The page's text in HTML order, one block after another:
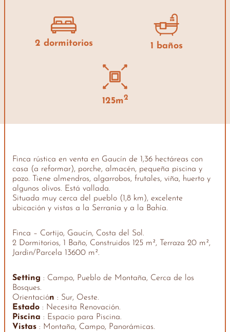
2 dormitorios 1 baños
125m2
Finca rústica en venta en Gaucín de 1,36 hectáreas con
casa (a reformar), porche, almacén, pequeña piscina y
pozo. Tiene almendros, algarrobos, frutales, viña, huerto y
algunos olivos. Está vallada.
Situada muy cerca del pueblo (1,8 km), excelente
ubicación y vistas a la Serranía y a la Bahía.
Finca – Cortijo, Gaucín, Costa del Sol.
2 Dormitorios, 1 Baño, Construidos 125 m², Terraza 20 m²,
Jardin/Parcela 13600 m².
Setting : Campo, Pueblo de Montaña, Cerca de los
Bosques.
Orientación : Sur, Oeste.
Estado : Necesita Renovación.
Piscina : Espacio para Piscina.
Vistas : Montaña, Campo, Panorámicas.